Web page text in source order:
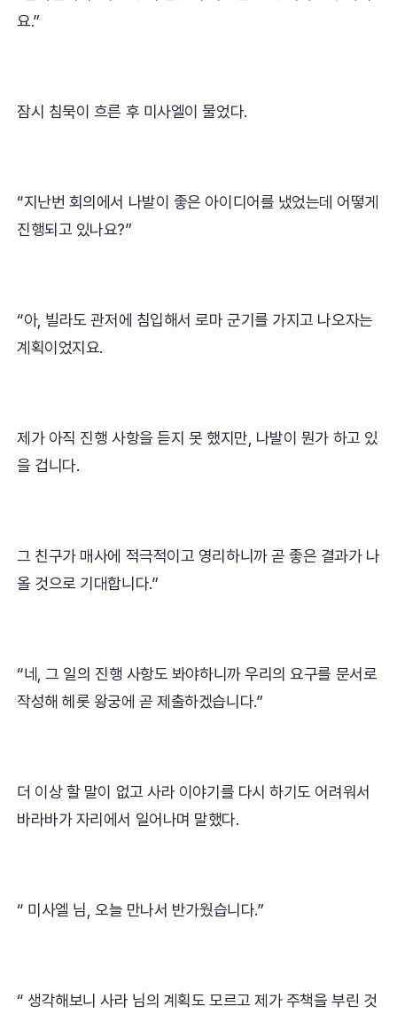
요.”
잠시 침묵이 흐른 후 미사엘이 물었다.
“지난번 회의에서 나발이 좋은 아이디어를 냈었는데 어떻게
진행되고 있나요?”
“아, 빌라도 관저에 침입해서 로마 군기를 가지고 나오자는
계획이었지요.
제가 아직 진행 사항을 듣지 못 했지만 나발이 뭔가 하고 있
을 겁니다.
그 친구가 매사에 적극적이고 영리하니까 곧 좋은 결과가 나
올 것으로 기대합니다.”
“네 ,그 일의 진행 사항도 봐야하니까 우리의 요구를 문서로
작성해 헤롯 왕궁에 곧 제출하겠습니다.”
더 이상 할 말이 없고 사라 이야기를 다시 하기도 어려워서
바라바가 자리에서 일어나며 말했다.
“ 미사엘 님 ,오늘 만나서 반가웠습니다.”
“ 생각해보니 사라 님의 계획도 모르고 제가 주책을 부린 것